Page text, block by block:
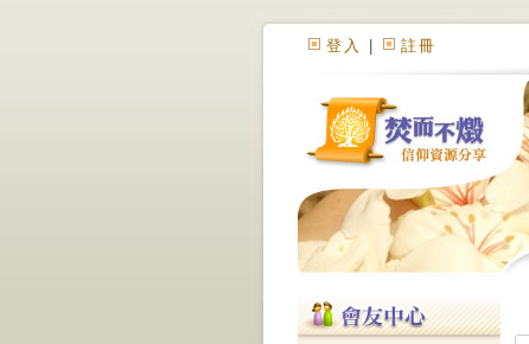
登入 註冊